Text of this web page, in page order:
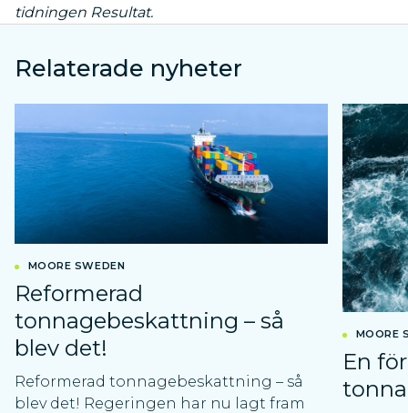
tidningen Resultat.
Relaterade nyheter
MOORE SWEDEN
Reformerad
tonnagebeskattning – så
blev det!
Reformerad tonnagebeskattning – så
blev det! Regeringen har nu lagt fram
MOORE
En